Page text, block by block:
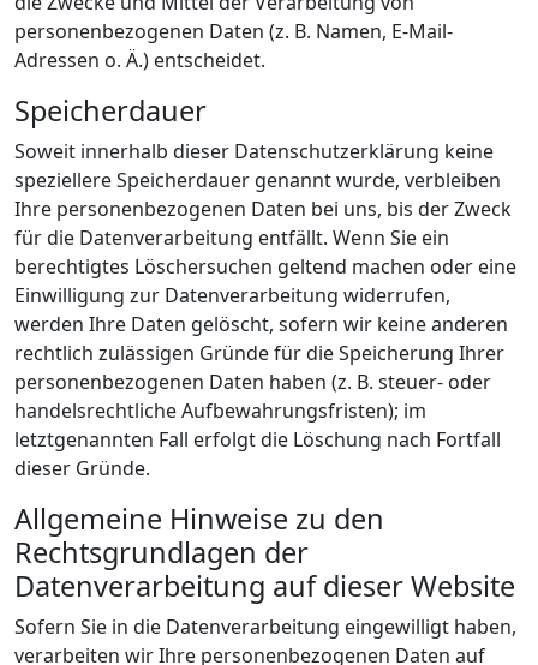
personenbezogenen Daten (z. B. Namen, E-Mail-
Adressen o. Ä.) entscheidet.
Speicherdauer
Soweit innerhalb dieser Datenschutzerklärung keine
speziellere Speicherdauer genannt wurde, verbleiben
Ihre personenbezogenen Daten bei uns, bis der Zweck
für die Datenverarbeitung entfällt. Wenn Sie ein
berechtigtes Löschersuchen geltend machen oder eine
Einwilligung zur Datenverarbeitung widerrufen,
werden Ihre Daten gelöscht, sofern wir keine anderen
rechtlich zulässigen Gründe für die Speicherung Ihrer
personenbezogenen Daten haben (z. B. steuer- oder
handelsrechtliche Aufbewahrungsfristen); im
letztgenannten Fall erfolgt die Löschung nach Fortfall
dieser Gründe.
Allgemeine Hinweise zu den
Rechtsgrundlagen der
Datenverarbeitung auf dieser Website
Sofern Sie in die Datenverarbeitung eingewilligt haben,
verarbeiten wir Ihre personenbezogenen Daten auf